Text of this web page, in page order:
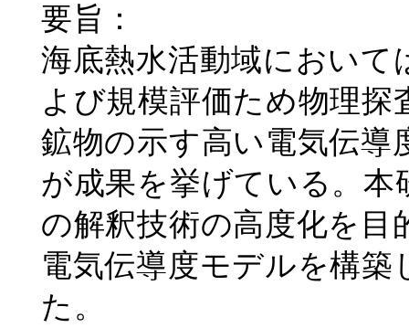
要旨：
海底熱水活動域において
よび規模評価ため物理
鉱物の示す高い電気伝導
が成果を挙げている。本
の解釈技術の高度化を
電気伝導度モデルを構
た。